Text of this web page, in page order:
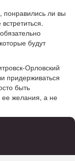
понравились ли вы
будут
Орловский
придерживаться
быть
ее желания, а не